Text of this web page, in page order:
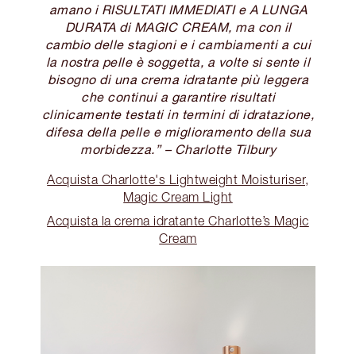
amano i RISULTATI IMMEDIATI e A LUNGA
DURATA di MAGIC CREAM, ma con il
cambio delle stagioni e i cambiamenti a cui
la nostra pelle è soggetta, a volte si sente il
bisogno di una crema idratante più leggera
che continui a garantire risultati
clinicamente testati in termini di idratazione,
difesa della pelle e miglioramento della sua
morbidezza.” – Charlotte Tilbury
Acquista Charlotte's Lightweight Moisturiser,
Magic Cream Light
Acquista la crema idratante Charlotte’s Magic
Cream